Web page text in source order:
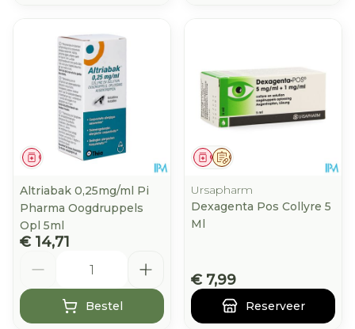
Geneesmiddel
Altriabak 0,25mg/ml Pi
Pharma Oogdruppels
Opl 5ml
€ 14,71
Bestel
Op voorschrift
Geneesmiddel
Ursapharm
Dexagenta Pos Collyre 5
Ml
€ 7,99
Reserveer